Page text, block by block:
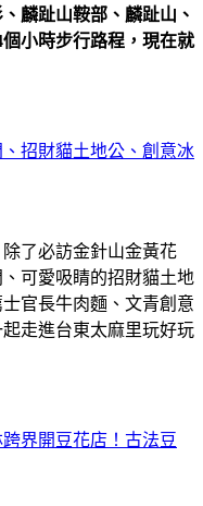
麟趾山鞍部、麟趾山、
小時步行路程，現在就
招財貓土地公、創意冰
了必訪金針山金黃花
可愛吸睛的招財貓土地
官長牛肉麵、文青創意
走進台東太麻里玩好玩
界開豆花店！古法豆